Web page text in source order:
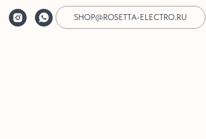
SHOP@ROSETTA-ELECTRO.RU